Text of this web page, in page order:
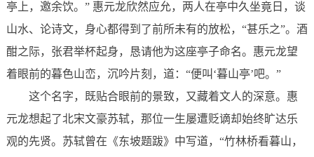
亭上，邀余饮。” 惠元龙欣然应允，两人在亭中久坐竟日，谈
山水、论诗文，身心都得到了前所未有的放松，“甚乐之”。酒
酣之际，张君举杯起身，恳请他为这座亭子命名。惠元龙望
着眼前的暮色山峦，沉吟片刻，道：“便叫‘暮山亭’吧。”
这个名字，既贴合眼前的景致，又藏着文人的深意。惠
元龙想起了北宋文豪苏轼，那位一生屡遭贬谪却始终旷达乐
观的先贤。苏轼曾在《东坡题跋》中写道，“竹林桥看暮山，